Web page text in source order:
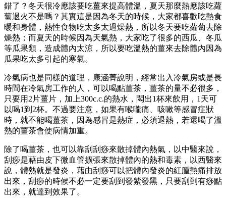
錯了？冬天很冷應該要吃薑來提高體溫，夏天那麼熱應該吃蘿
蔔退火不是嗎？其實這是因為冬天的時候，大家都喜歡吃熱食
暖和身體，熱性食物吃太多太過燥熱，所以冬天要吃蘿蔔去除
燥熱；而夏天的時候因為天氣熱，大家吃了很多的西瓜、冬瓜
等瓜果類，造成體內太涼，所以要吃溫熱的薑來去除體內因為
瓜果吃太多引起的寒氣。
冷氣病也是同樣的道理，康涵菁說明，經常出入冷氣房或是長
時間在冷氣房工作的人，可以喝點薑茶，薑茶的量不必很多，
只要用2片薑片，加上300c.c.的熱水，悶出1杯來飲用，1天可
以喝1到2杯。不過要注意，如果有喉嚨痛、咳嗽等感冒症狀
時，就不能喝薑茶，因為感冒是熱症，必須退熱，若還喝了溫
熱的薑茶會使病情加重。
除了喝薑茶，也可以靠刮刮痧來散掉體內熱氣，以中醫來說，
刮痧是藉由皮下微血管擴張來散掉體內的熱和毒素，以西醫來
說，體熱就是發炎，藉由刮痧可以把體內發炎的紅腫熱痛排放
出來，刮痧的時候不必一定要刮到發紫發黑，只要刮到有痧點
出來，就達到效果了。